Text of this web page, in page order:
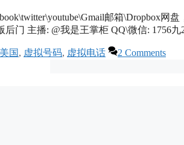
邮箱\Dropbox网
后门 主播: @我是王掌柜 QQ\微信: 1756
美国 , 虚拟号码, 虚拟电话
2 Comments